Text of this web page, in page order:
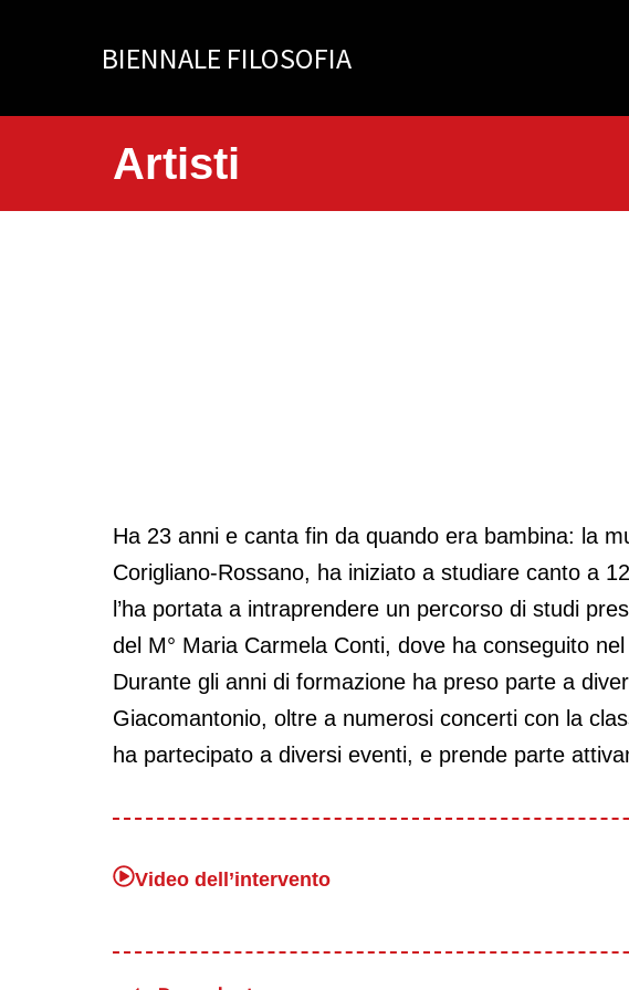
BIENNALE FILOSOFIA
Artisti
Ha 23 anni e canta fin da quando era bambina: la
Corigliano-Rossano, ha iniziato a studiare canto a
l’ha portata a intraprendere un percorso di studi
del M° Maria Carmela Conti, dove ha conseguito
Durante gli anni di formazione ha preso parte a
Giacomantonio, oltre a numerosi concerti con la
ha partecipato a diversi eventi, e prende parte
Video dell’intervento